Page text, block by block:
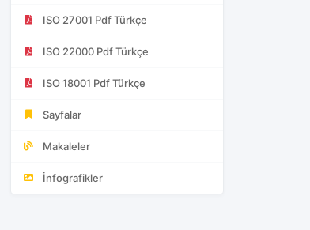
ISO 27001 Pdf Türkçe
ISO 22000 Pdf Türkçe
ISO 18001 Pdf Türkçe
Sayfalar
Makaleler
İnfografikler